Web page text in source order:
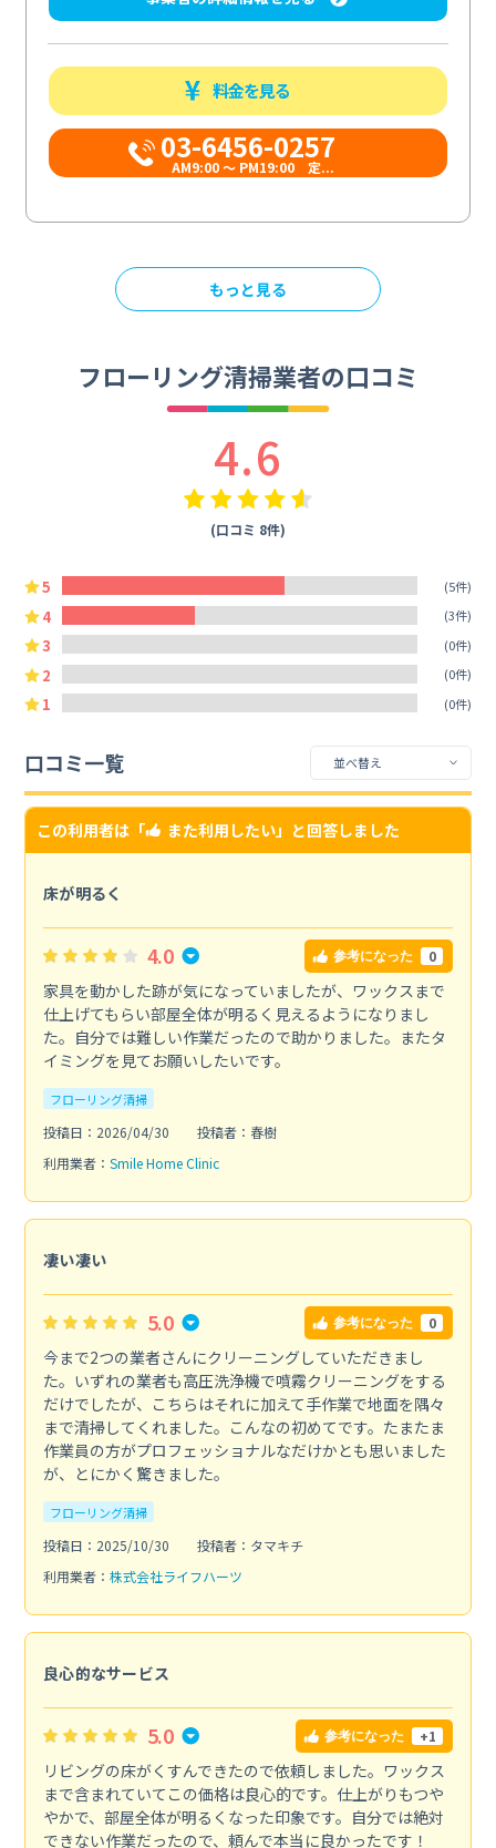
料金を見る
03-6456-0257
AM9:00 ～ PM19:00 定...
もっと見る
フローリング清掃業者の口コミ
4.6
(口コミ 8件)
5 (5件)
4 (3件)
3 (0件)
2 (0件)
1 (0件)
口コミ一覧
この利用者は「 また利用したい」と回答しました
床が明るく
4.0 参考になった 0
家具を動かした跡が気になっていましたが、ワックスまで
仕上げてもらい部屋全体が明るく見えるようになりまし
た。自分では難しい作業だったので助かりました。またタ
イミングを見てお願いしたいです。
フローリング清掃
投稿日：2026/04/30
投稿者：春樹
利用業者： Smile Home Clinic
凄い凄い
5.0 参考になった 0
今まで2つの業者さんにクリーニングしていただきまし
た。いずれの業者も高圧洗浄機で噴霧クリーニングをする
だけでしたが、こちらはそれに加えて手作業で地面を隅々
まで清掃してくれました。こんなの初めてです。たまたま
作業員の方がプロフェッショナルなだけかとも思いました
が、とにかく驚きました。
フローリング清掃
投稿日：2025/10/30
投稿者：タマキチ
利用業者： 株式会社ライフハーツ
良心的なサービス
5.0 参考になった +1
リビングの床がくすんできたので依頼しました。ワックス
まで含まれていてこの価格は良心的です。仕上がりもつや
やかで、部屋全体が明るくなった印象です。自分では絶対
できない作業だったので、頼んで本当に良かったです！